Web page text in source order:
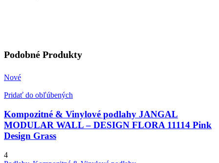
Podobné Produkty
Nové
Pridať do obľúbených
Kompozitné & Vinylové podlahy JANGAL
MODULAR WALL – DESIGN FLORA 11114 Pink
Design Grass
4